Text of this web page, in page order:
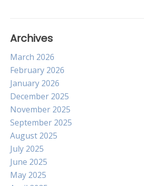
Archives
March 2026
February 2026
January 2026
December 2025
November 2025
September 2025
August 2025
July 2025
June 2025
May 2025